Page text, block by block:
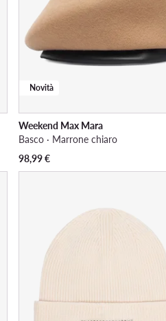
Novità
Weekend Max Mara
Basco · Marrone chiaro
98,99€